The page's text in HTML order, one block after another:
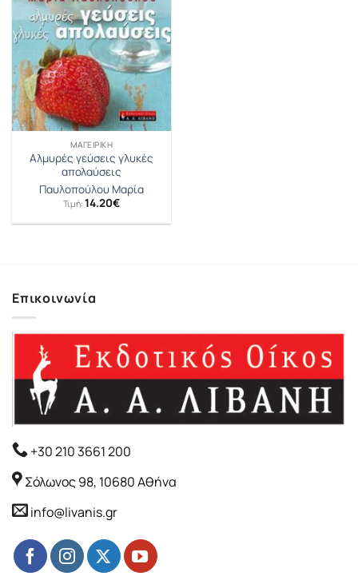
ΜΑΓΕΙΡΙΚΉ
Αλμυρές γεύσεις γλυκές
απολαύσεις
Παυλοπούλου Μαρία
Τιμή: 14.20€
Επικοινωνία
+30 210 3661 200
Σόλωνος 98, 10680 Αθήνα
info@livanis.gr